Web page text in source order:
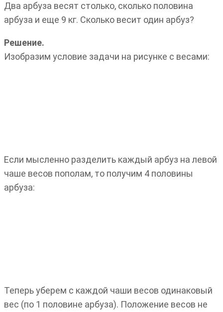
Два арбуза весят столько, сколько половина
арбуза и еще 9 кг. Сколько весит один арбуз?
Решение.
Изобразим условие задачи на рисунке с весами:
Если мысленно разделить каждый арбуз на левой
чаше весов пополам, то получим 4 половины
арбуза:
Теперь уберем с каждой чаши весов одинаковый
вес (по 1 половине арбуза). Положение весов не